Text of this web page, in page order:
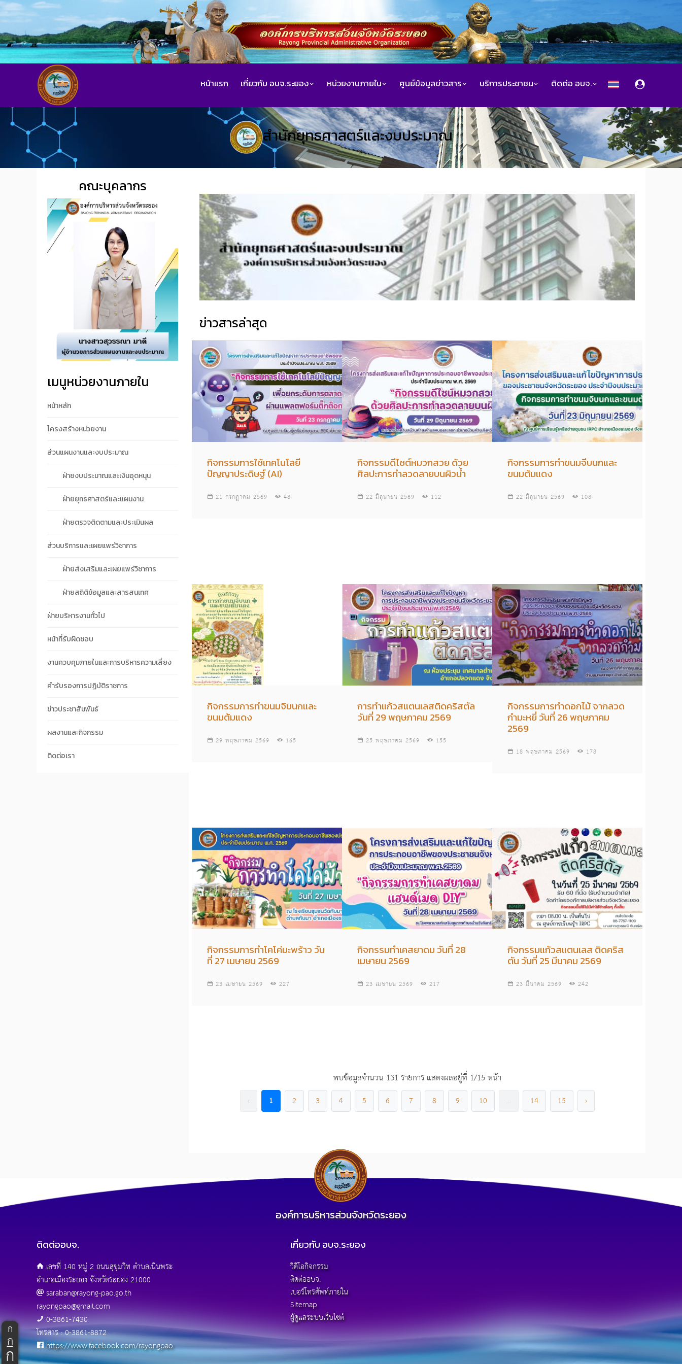
หน้าแรก เกี่ยวกับ อบจ.ระยอง หน่วยงานภายใน ศูนย์ข้อมูลข่าวสาร บริการประชาชน ติดต่อ อบจ.
สำนักยุทธศาสตร์และงบประมาณ
คณะบุคลากร
เมนูหน่วยงานภายใน
หน้าหลัก
โครงสร้างหน่วยงาน
ส่วนแผนงานและงบประมาณ
ฝ่ายงบประมาณและเงินอุดหนุน
ฝ่ายยุทธศาสตร์และแผนงาน
ฝ่ายตรวจติดตามและประเมินผล
ส่วนบริการและเผยแพร่วิชาการ
ฝ่ายส่งเสริมและเผยแพร่วิชาการ
ฝ่ายสถิติข้อมูลและสารสนเทศ
ฝ่ายบริหารงานทั่วไป
หน้าที่รับผิดชอบ
งานควบคุมภายในและการบริหารความเสี่ยง
คำรับรองการปฏิบัติราชการ
ข่าวประชาสัมพันธ์
ผลงานและกิจกรรม
ติดต่อเรา
ข่าวสารล่าสุด
กิจกรรมการใช้เทคโนโลยี
ปัญญาประดิษฐ์ (AI)
21 กรกฏาคม 2569 48
กิจกรรมดีไซต์หมวกสวย ด้วย
ศิลปะการทำลวดลายบนผิวน้ำ
22 มิถุนายน 2569 112
กิจกรรมการทำขนมจีบนกและ
ขนมต้มแดง
22 มิถุนายน 2569 108
กิจกรรมการทำขนมจิบนกและ
ขนมต้มแดง
29 พฤษภาคม 2569 165
การทำแก้วสแตนเลสติดคริสตัล
วันที่ 29 พฤษภาคม 2569
25 พฤษภาคม 2569 155
กิจกรรมการทำดอกไม้ จากลวด
กำมะหยี่ วันที่ 26 พฤษภาคม
2569
18 พฤษภาคม 2569 178
กิจกรรมการทำโคโค่มะพร้าว วัน
ที่ 27 เมษายน 2569
23 เมษายน 2569 227
กิจกรรมทำเคสยาดม วันที่ 28
เมษายน 2569
23 เมษายน 2569 217
กิจกรรมแก้วสแตนเลส ติดคริส
ตัน วันที่ 25 มีนาคม 2569
23 มีนาคม 2569 242
พบข้อมูลจำนวน 131 รายการ แสดงผลอยู่ที่ 1/15 หน้า
‹ 1 2 3 4 5 6 7 8 9 10 ... 14 15 ›
องค์การบริหารส่วนจังหวัดระยอง
ติดต่ออบจ.
เลขที่ 140 หมู่ 2 ถนนสุขุมวิท ตำบลเนินพระ
อำเภอเมืองระยอง จังหวัดระยอง 21000
saraban@rayong-pao.go.th
rayongpao@gmail.com
0-3861-7430
โทรสาร : 0-3861-8872
https://www.facebook.com/rayongpao
เกี่ยวกับ อบจ.ระยอง
วิดีโอกิจกรรม
ติดต่ออบจ.
เบอร์โทรศัพท์ภายใน
Sitemap
ผู้ดูแลระบบเว็บไซต์
ก
ก
ก